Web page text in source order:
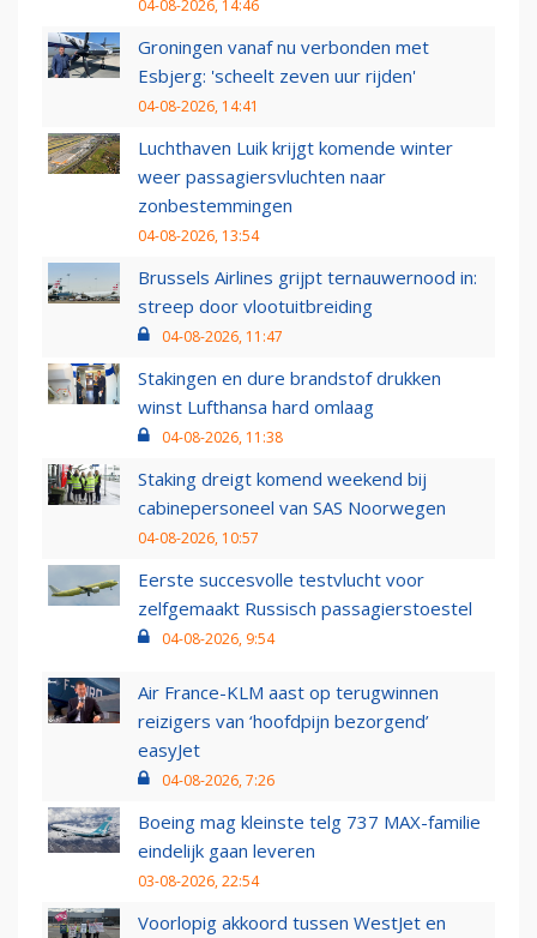
04-08-2026, 14:46
Groningen vanaf nu verbonden met
Esbjerg: 'scheelt zeven uur rijden'
04-08-2026, 14:41
Luchthaven Luik krijgt komende winter
weer passagiersvluchten naar
zonbestemmingen
04-08-2026, 13:54
Brussels Airlines grijpt ternauwernood in:
streep door vlootuitbreiding
04-08-2026, 11:47
Stakingen en dure brandstof drukken
winst Lufthansa hard omlaag
04-08-2026, 11:38
Staking dreigt komend weekend bij
cabinepersoneel van SAS Noorwegen
04-08-2026, 10:57
Eerste succesvolle testvlucht voor
zelfgemaakt Russisch passagierstoestel
04-08-2026, 9:54
Air France-KLM aast op terugwinnen
reizigers van ‘hoofdpijn bezorgend’
easyJet
04-08-2026, 7:26
Boeing mag kleinste telg 737 MAX-familie
eindelijk gaan leveren
03-08-2026, 22:54
Voorlopig akkoord tussen WestJet en